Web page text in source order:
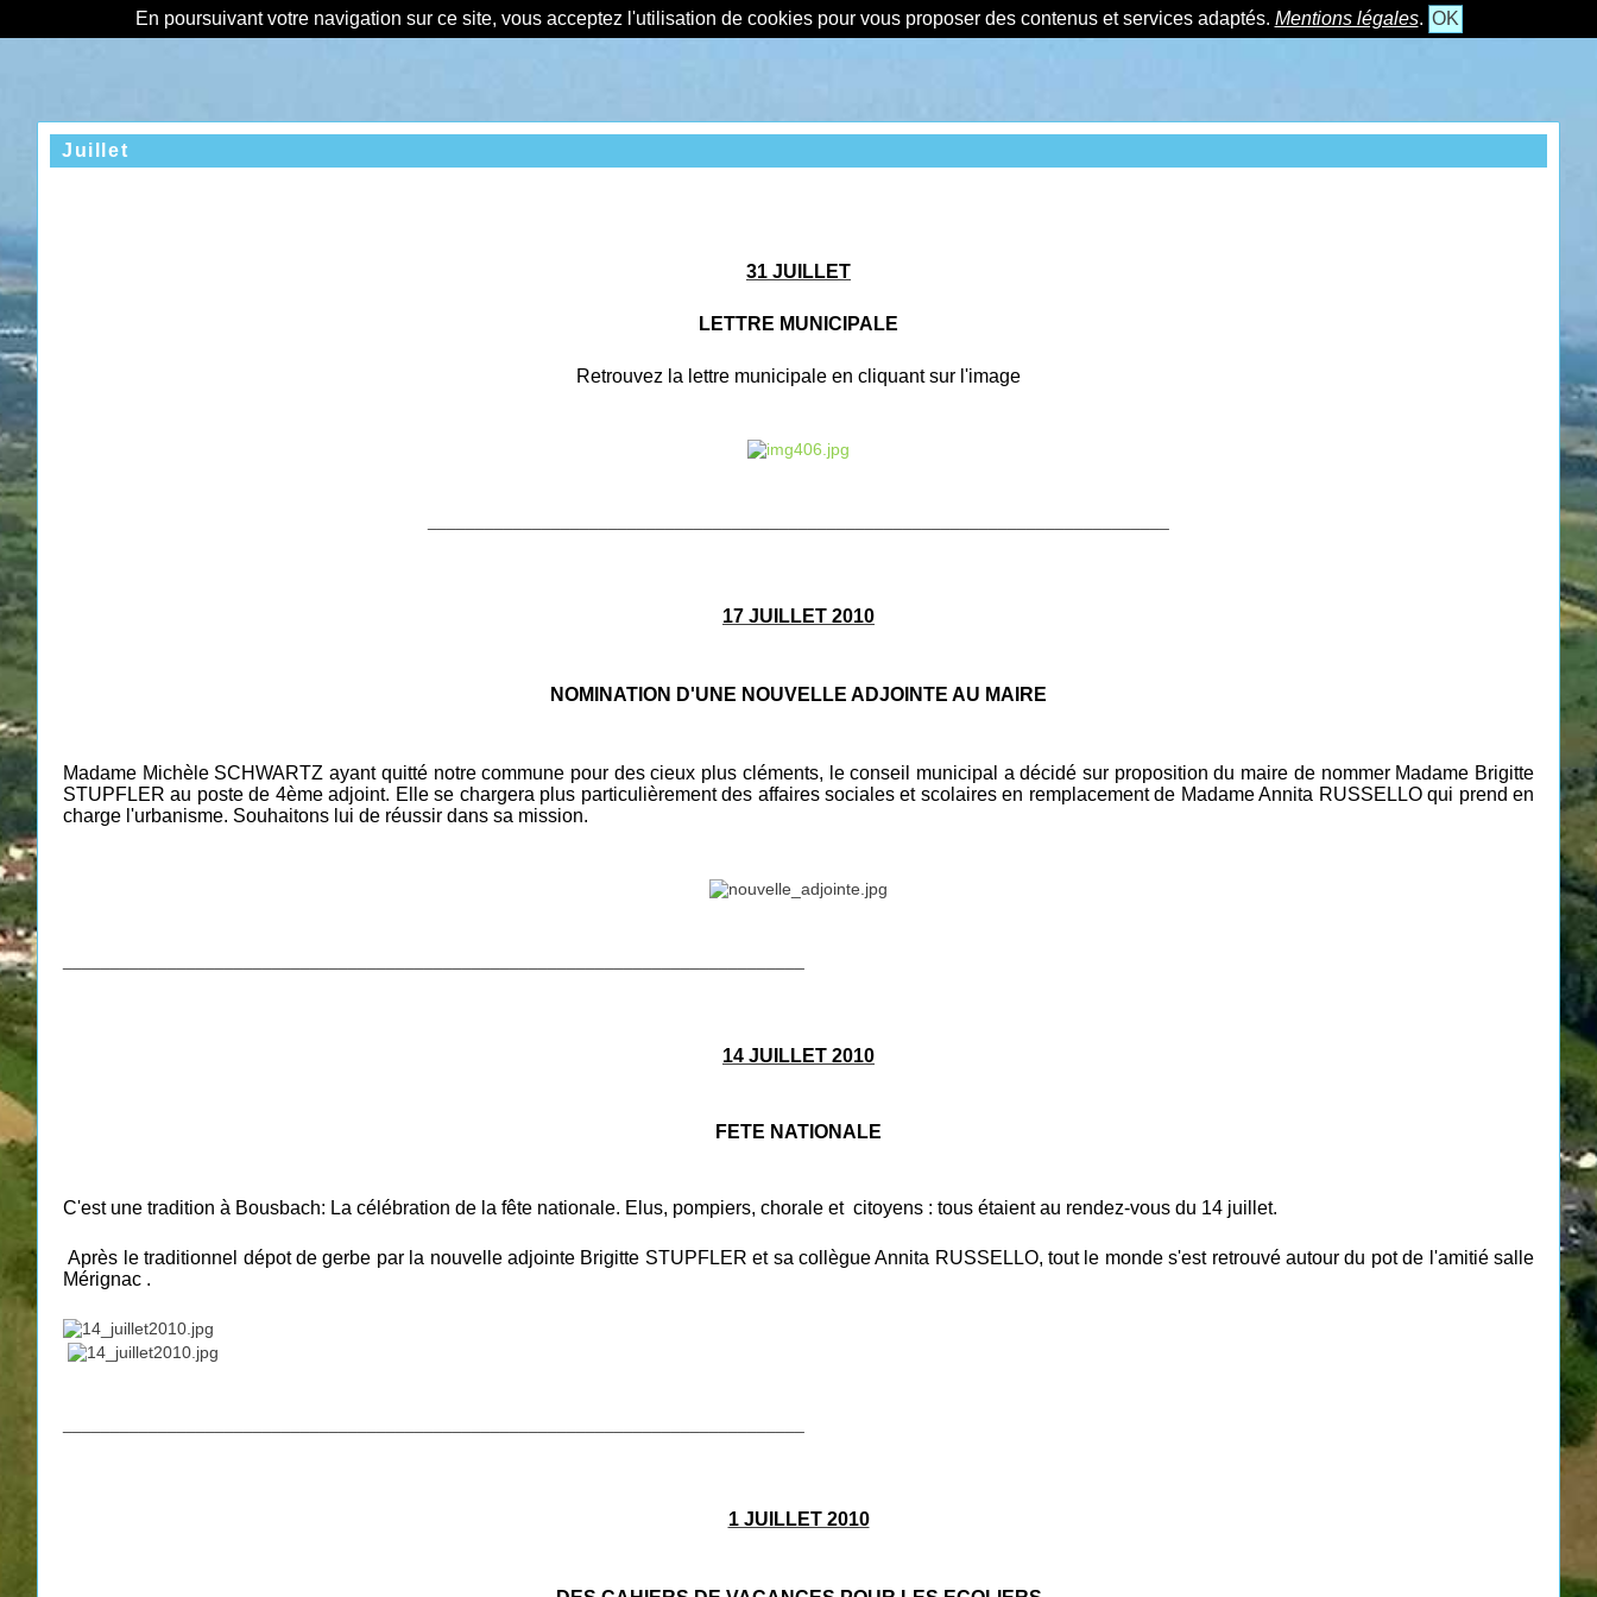
En poursuivant votre navigation sur ce site, vous acceptez l'utilisation de cookies pour vous proposer des contenus et services adaptés. Mentions légales. OK
Juillet
31 JUILLET
LETTRE MUNICIPALE
Retrouvez la lettre municipale en cliquant sur l'image
17 JUILLET 2010
NOMINATION D'UNE NOUVELLE ADJOINTE AU MAIRE
Madame Michèle SCHWARTZ ayant quitté notre commune pour des cieux plus cléments, le conseil municipal a décidé sur proposition du maire de nommer Madame Brigitte
STUPFLER au poste de 4ème adjoint. Elle se chargera plus particulièrement des affaires sociales et scolaires en remplacement de Madame Annita RUSSELLO qui prend en
charge l'urbanisme. Souhaitons lui de réussir dans sa mission.
14 JUILLET 2010
FETE NATIONALE
C'est une tradition à Bousbach: La célébration de la fête nationale. Elus, pompiers, chorale et citoyens : tous étaient au rendez-vous du 14 juillet.
Après le traditionnel dépot de gerbe par la nouvelle adjointe Brigitte STUPFLER et sa collègue Annita RUSSELLO, tout le monde s'est retrouvé autourdu pot de l'amitié salle
Mérignac .
1 JUILLET 2010